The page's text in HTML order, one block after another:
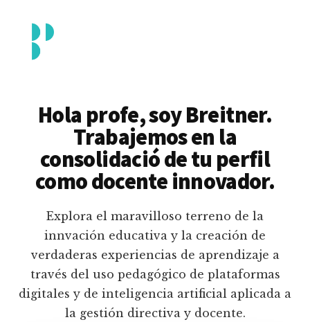
contenido
principal
menu
Piedrahita
docente
pedagógico
educativas
digitales
inteligencia
artificial.
Hola profe, soy Breitner.
Trabajemos en la
consolidació de tu perfil
como docente innovador.
Explora el maravilloso terreno de la
innvación educativa y la creación de
verdaderas experiencias de aprendizaje a
través del uso pedagógico de plataformas
digitales y de inteligencia artificial aplicada a
la gestión directiva y docente.